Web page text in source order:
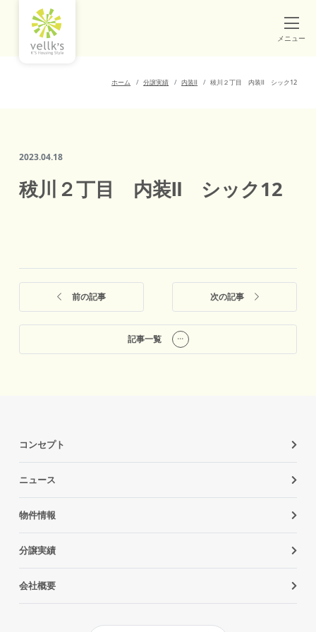
メニュー
ホーム 分譲実績 内装Ⅱ 秡川２丁目 内装Ⅱ シック12
2023.04.18
秡川２丁目 内装Ⅱ シック12
前の記事
記事一覧
次の記事
コンセプト
ニュース
物件情報
分譲実績
会社概要